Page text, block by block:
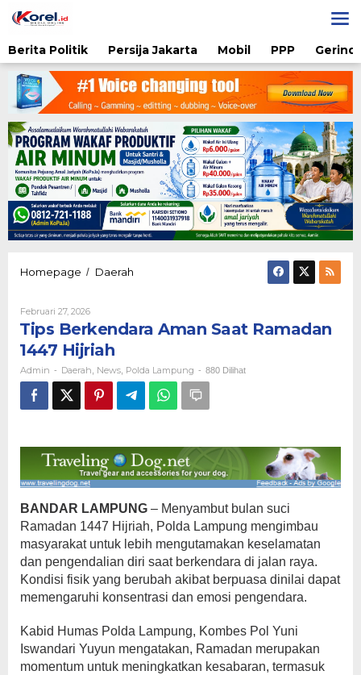
ke
Berita Politik
Persija Jakarta Mobil PPP
Homepage / Daerah
Ramadan
Februari 27, 2026Oleh
Admin
Tips Berkendara Aman Saat Ramadan
1447 Hijriah
Admin - Daerah News Polda Lampung - 880 Dilihat
BANDAR LAMPUNG – Menyambut bulan suci
Ramadan 1447 Hijriah, Polda Lampung mengimbau
masyarakat untuk lebih mengutamakan keselamatan
dan pengendalian diri saat berkendara di jalan raya.
Kondisi fisik yang berubah akibat berpuasa dinilai dapat
memengaruhi konsentrasi dan emosi pengendara.
Kabid Humas Polda Lampung, Kombes Pol Yuni
Iswandari Yuyun mengatakan, Ramadan merupakan
momentum untuk meningkatkan kesabaran, termasuk